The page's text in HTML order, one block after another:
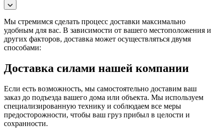
Мы стремимся сделать процесс доставки максимально
удобным для вас. В зависимости от вашего местоположения и
других факторов, доставка может осуществляться двумя
способами:
Доставка силами нашей компании
Если есть возможность, мы самостоятельно доставим ваш
заказ до подъезда вашего дома или объекта. Мы используем
специализированную технику и соблюдаем все меры
предосторожности, чтобы ваш груз прибыл в целости и
сохранности.